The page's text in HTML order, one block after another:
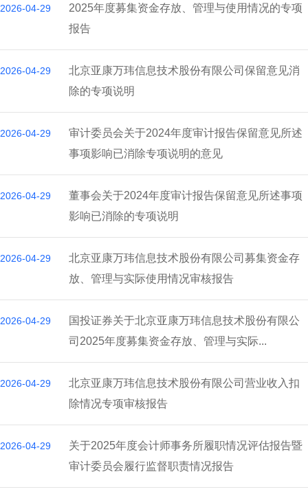
2026-04-29
2025年度募集资金存放、管理与使用情况的专项
报告
2026-04-29
北京亚康万玮信息技术股份有限公司保留意见消
除的专项说明
2026-04-29
审计委员会关于2024年度审计报告保留意见所述
事项影响已消除专项说明的意见
2026-04-29
董事会关于2024年度审计报告保留意见所述事项
影响已消除的专项说明
2026-04-29
北京亚康万玮信息技术股份有限公司募集资金存
放、管理与实际使用情况审核报告
2026-04-29
国投证券关于北京亚康万玮信息技术股份有限公
司2025年度募集资金存放、管理与实际...
2026-04-29
北京亚康万玮信息技术股份有限公司营业收入扣
除情况专项审核报告
2026-04-29
关于2025年度会计师事务所履职情况评估报告暨
审计委员会履行监督职责情况报告